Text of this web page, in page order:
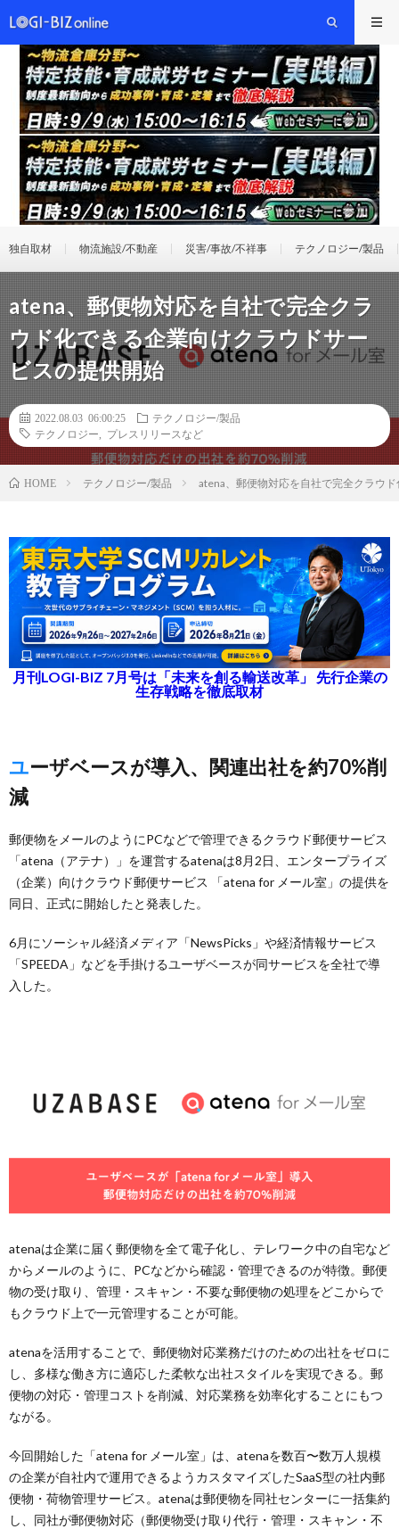
独自取材 物流施設/不動産 災害/事故/不祥事 テクノロジー/製品
atena、郵便物対応を自社で完全クラ
ウド化できる企業向けクラウドサー
ビスの提供開始
2022.08.03 06:00:25
テクノロジー/製品
テクノロジー
プレスリリースなど
HOME テクノロジー/製品 atena、郵便物対応を自社で完全クラウ
月刊LOGI-BIZ 7月号は「未来を創る輸送改革」 先行企業の
生存戦略を徹底取材
ユーザベースが導入、関連出社を約70%削
減
郵便物をメールのようにPCなどで管理できるクラウド郵便サービス
「atena（アテナ）」を運営するatenaは8月2日、エンタープライズ
（企業）向けクラウド郵便サービス 「atena for メール室」の提供を
同日、正式に開始したと発表した。
6月にソーシャル経済メディア「NewsPicks」や経済情報サービス
「SPEEDA」などを手掛けるユーザベースが同サービスを全社で導
入した。
atenaは企業に届く郵便物を全て電子化し、テレワーク中の自宅など
からメールのように、PCなどから確認・管理できるのが特徴。郵便
物の受け取り、管理・スキャン・不要な郵便物の処理をどこからで
もクラウド上で一元管理することが可能。
atenaを活用することで、郵便物対応業務だけのための出社をゼロに
し、多様な働き方に適応した柔軟な出社スタイルを実現できる。郵
便物の対応・管理コストを削減、対応業務を効率化することにもつ
ながる。
今回開始した「atena for メール室」は、atenaを数百〜数万人規模
の企業が自社内で運用できるようカスタマイズしたSaaS型の社内郵
便物・荷物管理サービス。atenaは郵便物を同社センターに一括集約
し、同社が郵便物対応（郵便物受け取り代行・管理・スキャン・不